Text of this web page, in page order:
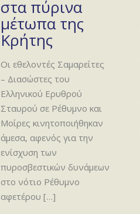
στα πύρινα
μέτωπα της
Κρήτης
Οι εθελοντές Σαμαρείτες
– Διασώστες του
Ελληνικού Ερυθρού
Σταυρού σε Ρέθυμνο και
Μοίρες κινητοποιήθηκαν
άμεσα, αφενός για την
ενίσχυση των
πυροσβεστικών δυνάμεων
στο νότιο Ρέθυμνο
αφετέρου […]